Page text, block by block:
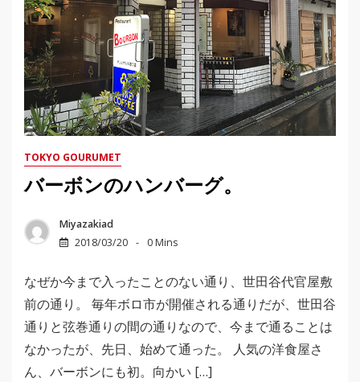
TOKYO GOURUMET
バーボンのハンバーグ。
Miyazakiad
2018/03/20
0 Mins
なぜか今まで入ったことのない通り、世田谷代官屋敷
前の通り。 毎年ボロ市が開催される通りだが、世田谷
通りと弦巻通りの間の通りなので、今まで通ることは
なかったが、先日、始めて通った。 人気の洋食屋さ
ん、バーボンにも初。向かい […]